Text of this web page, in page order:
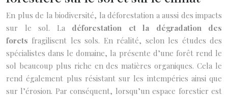
En plus de la biodiversité, la déforestation a aussi des impacts
sur le sol. La déforestation et la dégradation des
forets fragilisent les sols. En réalité, selon les études des
spécialistes dans le domaine, la présente d’une forêt rend le
sol beaucoup plus riche en des matières organiques. Cela le
rend également plus résistant sur les intempéries ainsi que
sur l’érosion. Par conséquent, lorsqu’un espace forestier est